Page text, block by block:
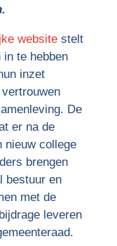
websitestelt
in te hebben
inzet
De
er na de
nieuw college
brengen
bestuur en
met de
leveren